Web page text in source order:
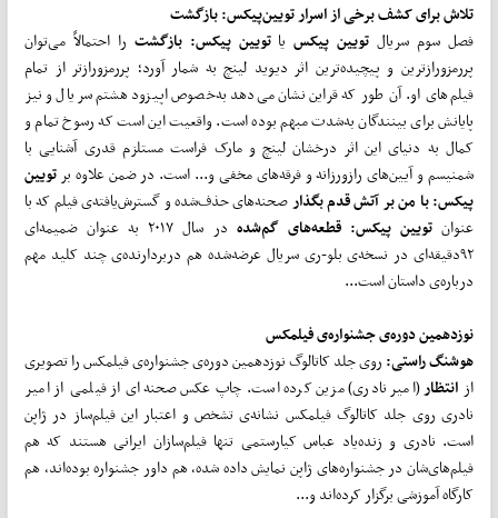
تلاش برای کشف برخی از اسرار تویینپیکس: بازگشت
فصل سوم سریال تویین پیکس یا تویین پیکس: بازگشت را احتمالاً می‌توان
پررمزورازترین و پیچیده‌ترین اثر دیوید لینچ به شمار آورد؛ پررمزورازتر از تمام
فیلم‌های او. آن طور که قراین نشان می‌دهد به‌خصوص اپیزود هشتم سریال و نیز
پایانش برای بینندگان به‌شدت مبهم بوده است. واقعیت این است که رسوخ تمام و
کمال به دنیای این اثر درخشان لینچ و مارک فراست مستلزم قدری آشنایی با
شمنیسم و آیین‌های رازورزانه و فرقه‌های مخفی و... است. در ضمن علاوه بر تویین
پیکس: با من بر آتش قدم بگذارصحنه‌های حذف‌شده و گسترش‌یافته‌ی فیلم که با
عنوان تویین پیکس: قطعههای گمشده
در سال ۲۰۱۷ به عنوان ضمیمه‌ای
۹۲دقیقه‌ای در نسخه‌ی بلو-ری سریال عرضه‌شده هم دربردارنده‌ی چند کلید مهم
درباره‌ی داستان است...
نوزدهمین دوره‌ی جشنواره‌ی فیلمکس
هوشنگ راستی:روی جلد کاتالوگ نوزدهمین دوره‌ی جشنواره‌ی فیلمکس را تصویری
از انتظار(امیر نادری) مزین کرده است. چاپ عکس صحنه‌ای از فیلمی از امیر
نادری روی جلد کاتالوگ فیلمکس نشانه‌ی تشخص و اعتبار این فیلم‌ساز در ژاپن
است. نادری و زنده‌یاد عباس کیارستمی تنها فیلم‌سازان ایرانی هستند که هم
فیلم‌های‌شان در جشنواره‌های ژاپن نمایش داده شده، هم داور جشنواره بوده‌اند، هم
کارگاه آموزشی برگزار کرده‌اند و...